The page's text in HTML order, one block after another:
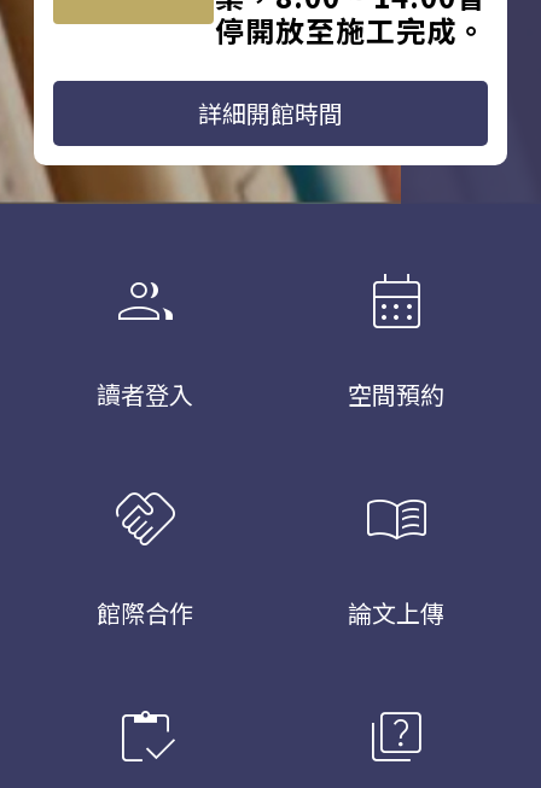
停開放至施工完成。
詳細開館時間
group
讀者登入
calendar_month
空間預約
handshake
館際合作
menu_book
論文上傳
inventory quiz